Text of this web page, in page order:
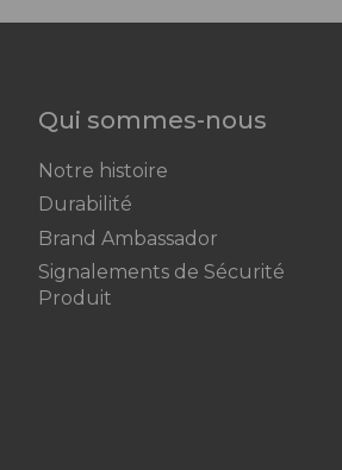
Qui sommes-nous
Notre histoire
Durabilité
Brand Ambassador
Signalements de Sécurité
Produit